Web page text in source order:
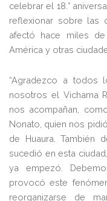
celebrar el 18.°
reflexionar sobre las
afectó hace miles
América y otras
“Agradezco a todos
nosotros el Vichama
nos acompañan,
Nonato, quien nos
de Huaura. También
sucedió en esta
ya empezó.
provocó este
reorganizarse de